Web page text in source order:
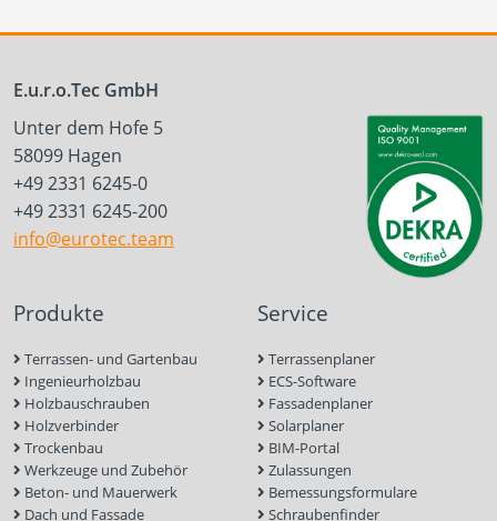
E.u.r.o.Tec GmbH
Unter dem Hofe 5
58099 Hagen
+49 2331 6245-0
+49 2331 6245-200
info@eurotec.team
Produkte
Terrassen- und Gartenbau
Ingenieurholzbau
Holzbauschrauben
Holzverbinder
Trockenbau
Werkzeuge und Zubehör
Beton- und Mauerwerk
Dach und Fassade
Service
Terrassenplaner
ECS-Software
Fassadenplaner
Solarplaner
BIM-Portal
Zulassungen
Bemessungsformulare
Schraubenfinder